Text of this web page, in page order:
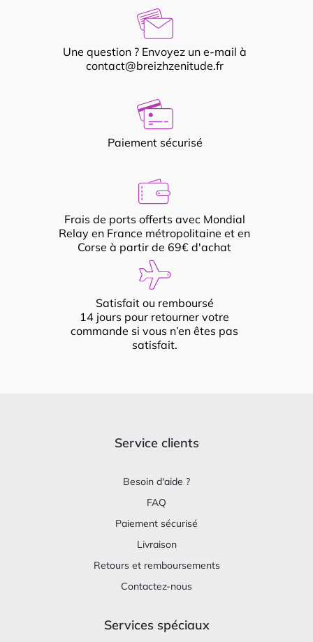
Une question ? Envoyez un e-mail à
contact@breizhzenitude.fr
Paiement sécurisé
Frais de ports offerts avec Mondial
Relay en France métropolitaine et en
Corse à partir de 69€ d'achat
Satisfait ou remboursé
14 jours pour retourner votre
commande si vous n’en êtes pas
satisfait.
Service clients
Besoin d'aide ?
FAQ
Paiement sécurisé
Livraison
Retours et remboursements
Contactez-nous
Services spéciaux